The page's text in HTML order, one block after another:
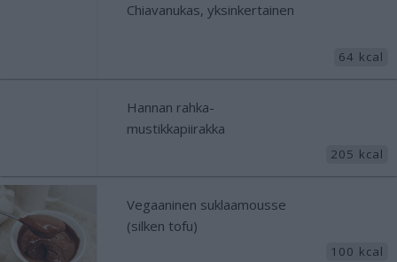
64 kcal
Chiavanukas, yksinkertainen
205 kcal
Hannan rahka-
mustikkapiirakka
100 kcal
Vegaaninen suklaamousse
(silken tofu)